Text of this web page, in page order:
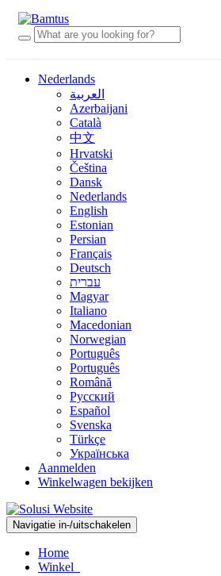
Nederlands
العربية
Azerbaijani
Català
中文
Hrvatski
Čeština
Dansk
Nederlands
English
Estonian
Persian
Français
Deutsch
עברית
Magyar
Italiano
Macedonian
Norwegian
Português
Português
Română
Русский
Español
Svenska
Türkçe
Українська
Aanmelden
Winkelwagen bekijken
Navigatie in-/uitschakelen
Home
Winkel